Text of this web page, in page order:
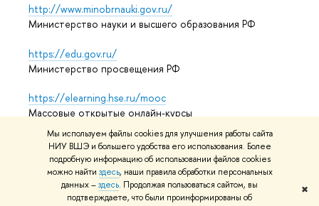
Мы используем файлы cookies для улучшения работы сайта
НИУ ВШЭ и большего удобства его использования. Более
подробную информацию об использовании файлов cookies
можно найти здесь, наши правила обработки персональных
данных –здесь. Продолжая пользоваться сайтом, вы
подтверждаете, что были проинформированы об
✖
http://www.minobrnauki.gov.ru/
Министерство науки и высшего образования РФ
https://edu.gov.ru/
Министерство просвещения РФ
https://elearning.hse.ru/mooc
Массовые открытые онлайн-курсы
© НИУ ВШЭ 1993–2026 Адреса и контактыУсловия
использования материалов Политика конфиденциальности
Карта сайта